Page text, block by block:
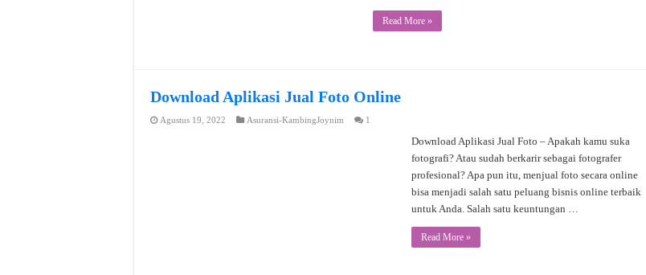
Read More »
Download Aplikasi Jual Foto Online
Agustus 19, 2022 Asuransi-KambingJoynim 1
Download Aplikasi Jual Foto – Apakah kamu suka
fotografi? Atau sudah berkarir sebagai fotografer
profesional? Apa pun itu, menjual foto secara online
bisa menjadi salah satu peluang bisnis online terbaik
untuk Anda. Salah satu keuntungan …
Read More »